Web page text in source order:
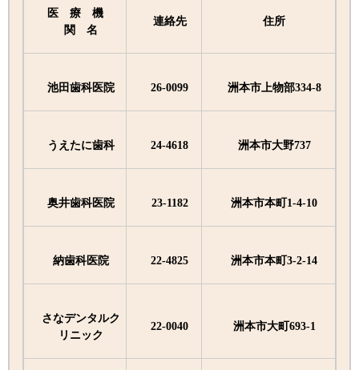
医 療 機
関 名
連絡先 住所
池田歯科医院 26-0099 洲本市上物部334-8
うえたに歯科 24-4618 洲本市大野737
奥井歯科医院 23-1182 洲本市本町1-4-10
納歯科医院 22-4825 洲本市本町3-2-14
さなデンタルク
リニック
22-0040 洲本市大町693-1